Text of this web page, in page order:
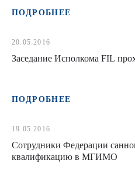
ПОДРОБНЕЕ
20.05.2016
Заседание Исполкома FIL
ПОДРОБНЕЕ
19.05.2016
Сотрудники Федерации
квалификацию в МГИМО